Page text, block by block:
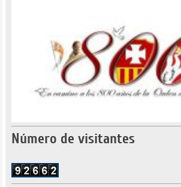
Número de visitantes